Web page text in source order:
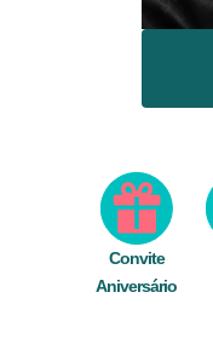
Convite
Aniversário